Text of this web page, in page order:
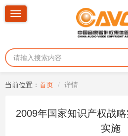
Toggle
当前位置： 首页 详情
2009年国家知识产权战
实施